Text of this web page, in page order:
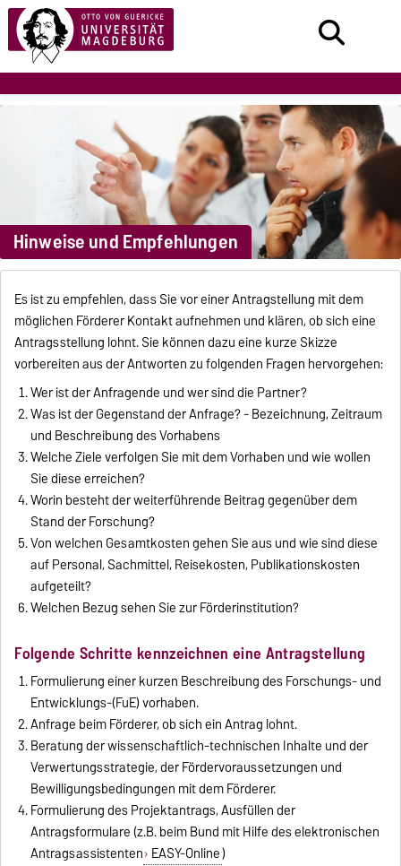
Hinweise und Empfehlungen
Es ist zu empfehlen, dass Sie vor einer Antragstellung mit dem
möglichen Förderer Kontakt aufnehmen und klären, ob sich eine
Antragsstellung lohnt. Sie können dazu eine kurze Skizze
vorbereiten aus der Antworten zu folgenden Fragen hervorgehen:
Wer ist der Anfragende und wer sind die Partner?
Was ist der Gegenstand der Anfrage? - Bezeichnung, Zeitraum
und Beschreibung des Vorhabens
Welche Ziele verfolgen Sie mit dem Vorhaben und wie wollen
Sie diese erreichen?
Worin besteht der weiterführende Beitrag gegenüber dem
Stand der Forschung?
Von welchen Gesamtkosten gehen Sie aus und wie sind diese
auf Personal, Sachmittel, Reisekosten, Publikationskosten
aufgeteilt?
Welchen Bezug sehen Sie zur Förderinstitution?
Folgende Schritte kennzeichnen eine Antragstellung
Formulierung einer kurzen Beschreibung des Forschungs- und
Entwicklungs-(FuE) vorhaben.
Anfrage beim Förderer, ob sich ein Antrag lohnt.
Beratung der wissenschaftlich-technischen Inhalte und der
Verwertungsstrategie, der Fördervoraussetzungen und
Bewilligungsbedingungen mit dem Förderer.
Formulierung des Projektantrags, Ausfüllen der
Antragsformulare (z.B. beim Bund mit Hilfe des elektronischen
Antragsassistenten EASY-Online)